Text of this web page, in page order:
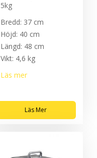
5kg
Bredd: 37 cm
Höjd: 40 cm
Längd: 48 cm
Vikt: 4,6 kg
Läs mer
Läs Mer